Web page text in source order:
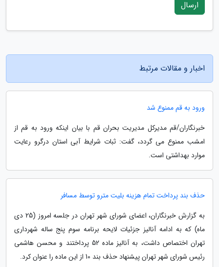
ارسال
اخبار و مقالات مرتبط
ورود به قم ممنوع شد
خبرنگاران/قم مدیرکل مدیریت بحران قم با بیان اینکه ورود به قم از
امشب ممنوع می گردد، گفت: ثبات شرایط آبی استان درگرو رعایت
موارد بهداشتی است.
حذف بند پرداخت تمام هزینه بلیت مترو توسط مسافر
به گزارش خبرنگاران، اعضای شورای شهر تهران در جلسه امروز (25 دی
ماه) که به ادامه آنالیز جزئیات لایحه برنامه سوم پنج ساله شهرداری
تهران اختصاص داشت، به آنالیز ماده 52 پرداختند و محسن هاشمی
رئیس شورای شهر تهران پیشنهاد حذف بند 10 از این ماده را عنوان کرد.